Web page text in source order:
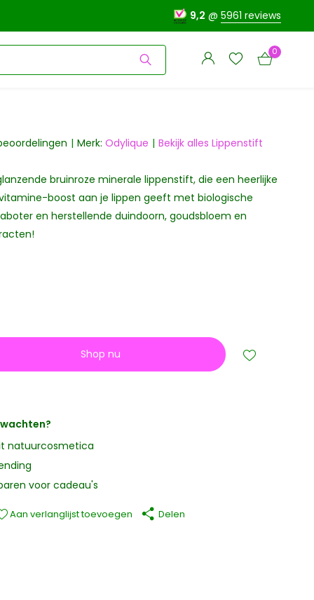
9,2 @ 5961 reviews
Account
aanmaken
Account
aanmaken
0
Merk: Odylique Bekijk alles Lippenstift
bruinroze minerale lippenstift, die een heerlijke
boost aan je lippen geeft met biologische
en herstellende duindoorn, goudsbloem en
Shop nu
natuurcosmetica
voor cadeau's
Aan verlanglijst toevoegen Delen